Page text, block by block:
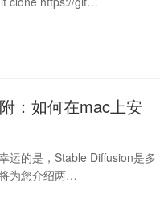
：如何在mac上安
运的是，Stable Diffusion是多
为您介绍两…